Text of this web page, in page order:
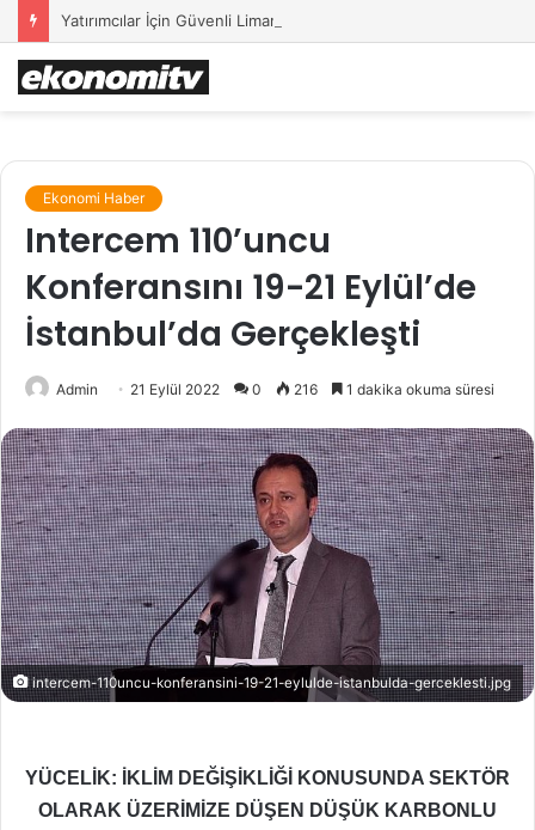
Yatırımcılar İçin Güvenli Liman: Altın Hâlâ İlk Sırada mı?
Ekonomi Haber
Intercem 110’uncu
Konferansını 19-21 Eylül’de
İstanbul’da Gerçekleşti
Admin 21 Eylül 2022 0 216 1 dakika okuma süresi
intercem-110uncu-konferansini-19-21-eylulde-istanbulda-gerceklesti.jpg
YÜCELİK: İKLİM DEĞİŞİKLİĞİ KONUSUNDA SEKTÖR
OLARAK ÜZERİMİZE DÜŞEN DÜŞÜK KARBONLU